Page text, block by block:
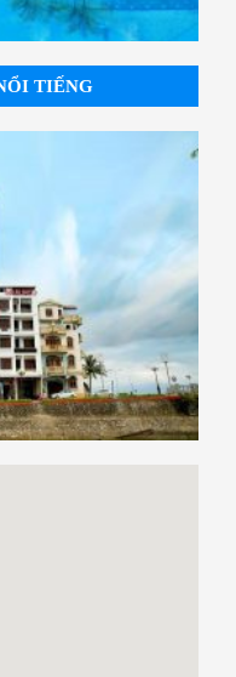
TIẾNG